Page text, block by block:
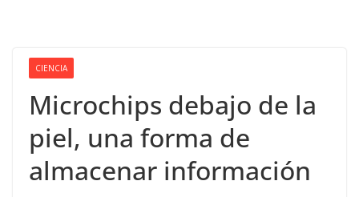
CIENCIA
Microchips debajo de la
piel, una forma de
almacenar información